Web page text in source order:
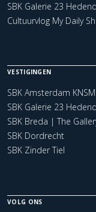
SBK Galerie 23
Cultuurvlog My Daily
VESTIGINGEN
SBK Amsterdam KNSM
SBK Galerie 23
SBK Breda | The
SBK Dordrecht
SBK Zinder Tiel
VOLG ONS